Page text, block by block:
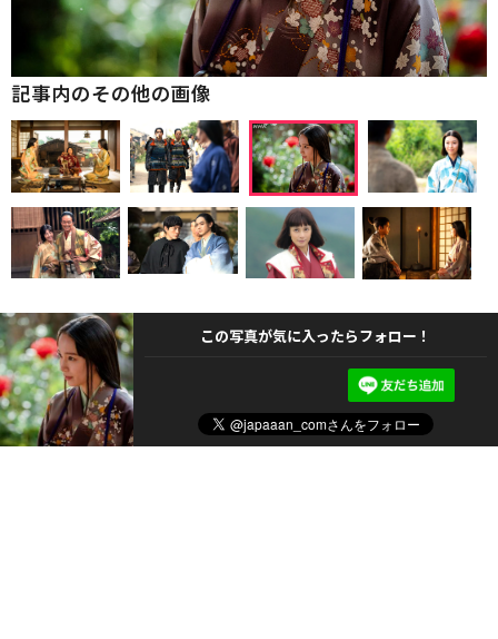
記事内のその他の画像
この写真が気に入ったらフォロー！